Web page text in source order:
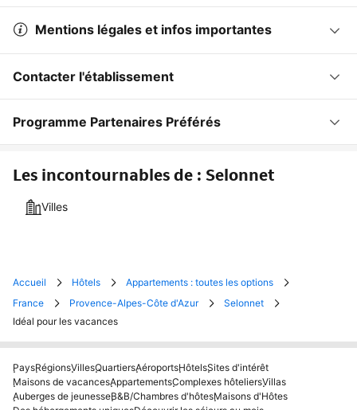
Mentions légales et infos importantes
Contacter l'établissement
Programme Partenaires Préférés
Les incontournables de : Selonnet
Villes
Accueil Hôtels
Appartements : toutes les options
France
Provence-Alpes-Côte d'Azur
Selonnet
Idéal pour les vacances
PaysRégionsVillesQuartiersAéroportsHôtelsSites d'intérêt
Maisons de vacancesAppartementsComplexes hôteliersVillas
Auberges de jeunesseB&B/Chambres d'hôtesMaisons d'Hôtes